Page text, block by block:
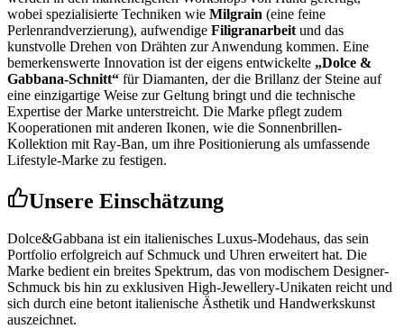
wobei spezialisierte Techniken wie Milgrain (eine feine
Perlenrandverzierung), aufwendige Filigranarbeit und das
kunstvolle Drehen von Drähten zur Anwendung kommen. Eine
bemerkenswerte Innovation ist der eigens entwickelte „Dolce &
Gabbana-Schnitt“ für Diamanten, der die Brillanz der Steine auf
eine einzigartige Weise zur Geltung bringt und die technische
Expertise der Marke unterstreicht. Die Marke pflegt zudem
Kooperationen mit anderen Ikonen, wie die Sonnenbrillen-
Kollektion mit Ray-Ban, um ihre Positionierung als umfassende
Lifestyle-Marke zu festigen.
Unsere Einschätzung
Dolce&Gabbana ist ein italienisches Luxus-Modehaus, das sein
Portfolio erfolgreich auf Schmuck und Uhren erweitert hat. Die
Marke bedient ein breites Spektrum, das von modischem Designer-
Schmuck bis hin zu exklusiven High-Jewellery-Unikaten reicht und
sich durch eine betont italienische Ästhetik und Handwerkskunst
auszeichnet.